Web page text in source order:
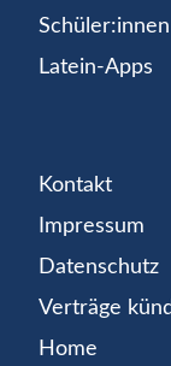
Schüler:innen
Latein-Apps
Kontakt
Impressum
Datenschutz
Verträge
Home